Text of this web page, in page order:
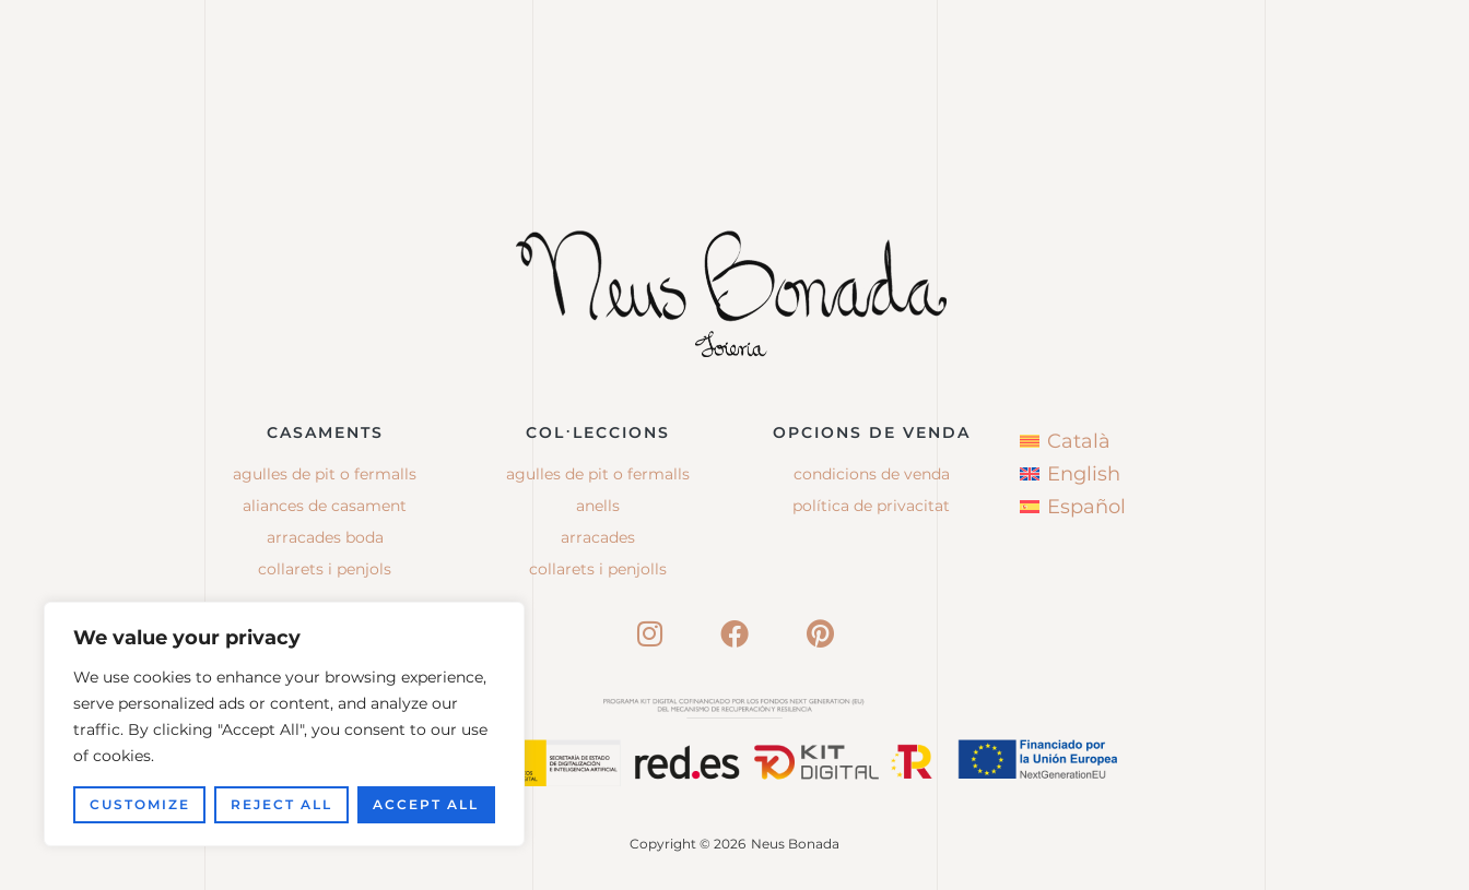
We value your privacy
We use cookies to enhance your browsing experience,
serve personalized ads or content, and analyze our
traffic. By clicking "Accept All", you consent to our use
of cookies.
CUSTOMIZE REJECT ALL ACCEPT ALL
CASAMENTS
agulles de pit o fermalls
aliances de casament
arracades boda
collarets i penjols
COL·LECCIONS
agulles de pit o fermalls
anells
arracades
collarets i penjolls
OPCIONS DE VENDA
condicions de venda
política de privacitat
Català
English
Español
Copyright © 2026 Neus Bonada